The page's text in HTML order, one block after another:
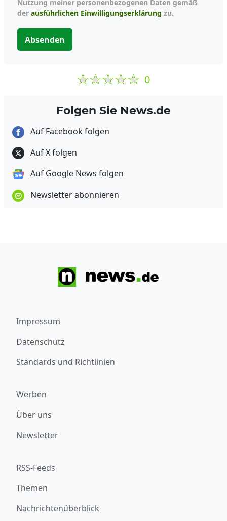
Nutzung meiner personenbezogenen Daten gemäß
der ausführlichen Einwilligungserklärung zu.
Absenden
0
Folgen Sie News.de
Auf Facebook folgen
Auf X folgen
Auf Google News folgen
Newsletter abonnieren
Impressum
Datenschutz
Standards und Richtlinien
Werben
Über uns
Newsletter
RSS-Feeds
Themen
Nachrichtenüberblick